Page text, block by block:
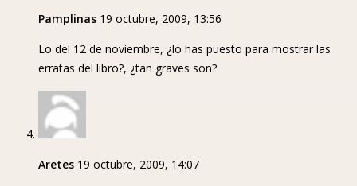
Pamplinas 19 octubre, 2009, 13:56
Lo del 12 de noviembre, ¿lo has puesto para mostrar las
erratas del libro?, ¿tan graves son?
Aretes 19 octubre, 2009, 14:07